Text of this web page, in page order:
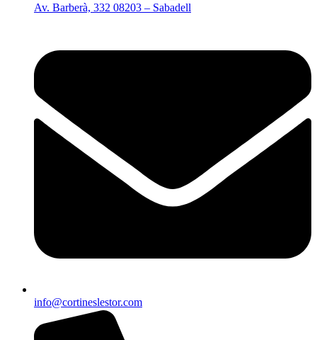
Av. Barberà, 332 08203 – Sabadell
info@cortineslestor.com